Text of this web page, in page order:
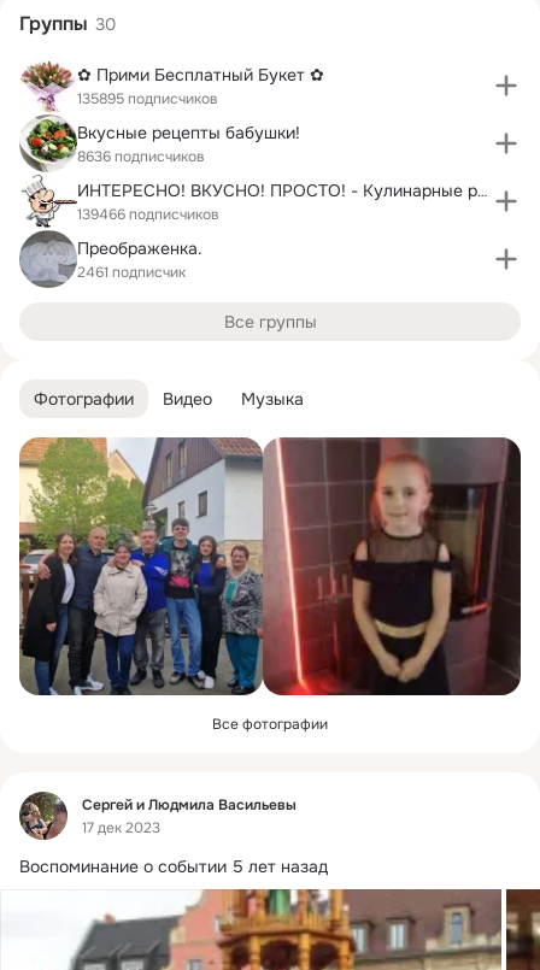
Фотографии Видео Музыка
Все фотографии
Фид
Сергей и Людмила Васильевы
17 дек 2023
Воспоминание о событии 5 лет назад
Группы 30
✿ Прими Бесплатный Букет ✿
135895 подписчиков
Вкусные рецепты бабушки!
8636 подписчиков
ИНТЕРЕСНО! ВКУСНО! ПРОСТО! - Кулинарные рецепты
139466 подписчиков
Преображенка.
2461 подписчик
Все группы